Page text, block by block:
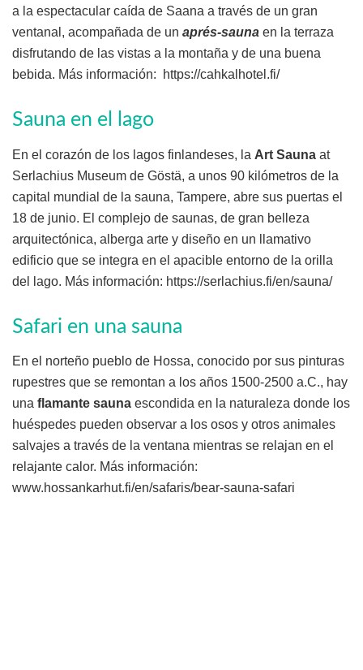
a la espectacular caída de Saana a través de un gran
ventanal, acompañada de un aprés-sauna en la terraza
disfrutando de las vistas a la montaña y de una buena
bebida. Más información: https://cahkalhotel.fi/
Sauna en el lago
En el corazón de los lagos finlandeses, la Art Sauna at
Serlachius Museum de Göstä, a unos 90 kilómetros de la
capital mundial de la sauna, Tampere, abre sus puertas el
18 de junio. El complejo de saunas, de gran belleza
arquitectónica, alberga arte y diseño en un llamativo
edificio que se integra en el apacible entorno de la orilla
del lago. Más información: https://serlachius.fi/en/sauna/
Safari en una sauna
En el norteño pueblo de Hossa, conocido por sus pinturas
rupestres que se remontan a los años 1500-2500 a.C., hay
una flamante sauna escondida en la naturaleza donde los
huéspedes pueden observar a los osos y otros animales
salvajes a través de la ventana mientras se relajan en el
relajante calor. Más información:
www.hossankarhut.fi/en/safaris/bear-sauna-safari